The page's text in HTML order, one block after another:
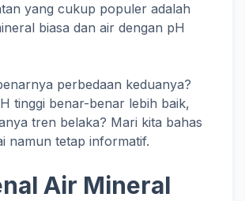
yang cukup populer adalah
biasa dan air dengan pH
perbedaan keduanya?
tinggi benar-benar lebih baik,
tren belaka? Mari kita bahas
namun tetap informatif.
Air Mineral